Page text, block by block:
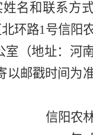
名和联系方
环路1号信阳
室（地址：河
以邮戳时间为
信阳农